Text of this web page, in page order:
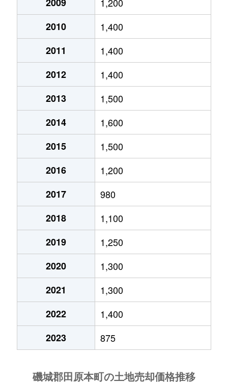
2009
1,200
2010
1,400
2011
1,400
2012
1,400
2013
1,500
2014
1,600
2015
1,500
2016
1,200
2017
980
2018
1,100
2019
1,250
2020
1,300
2021
1,300
2022
1,400
2023
875